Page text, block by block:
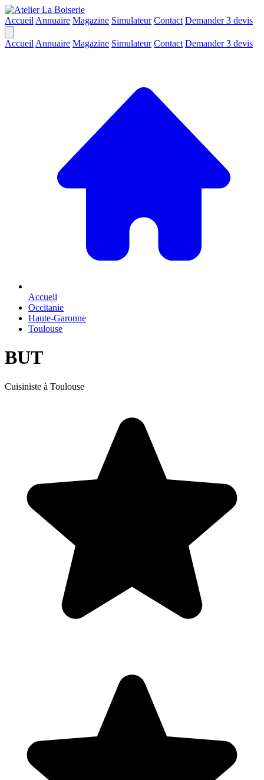
Accueil Annuaire Magazine Simulateur Contact Demander 3 devis
Accueil Annuaire Magazine Simulateur Contact Demander 3 devis
Accueil
Occitanie
Haute-Garonne
Toulouse
BUT
Cuisiniste à Toulouse